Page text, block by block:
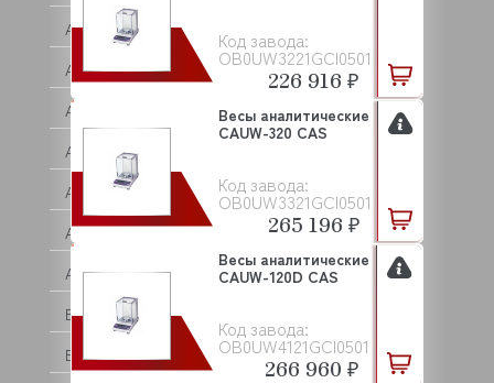
ASKO
ASSUM
ATA
ATEA
ATEL
ATESY (АТЕСИ)
ATOLLSPEED
BAKE OFF
BARTEC
Код завода:
OB0UW3221GCI0501
226 916 ₽
Код завода:
OB0UW3321GCI0501
Весы аналитические
CAUW-320 CAS
265 196 ₽
Код завода:
OB0UW4121GCI0501
Весы аналитические
CAUW-120D CAS
266 960 ₽